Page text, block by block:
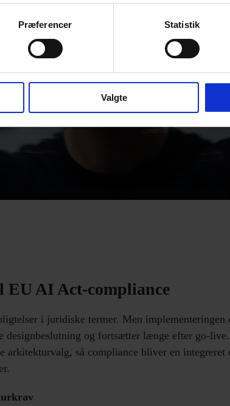
Præferencer Statistik
Valgte
EU AI Act-compliance
i juridiske termer. Men implementeringen
designbeslutning og fortsætter længe efter go-
arkitekturvalg, så compliance bliver en integreret